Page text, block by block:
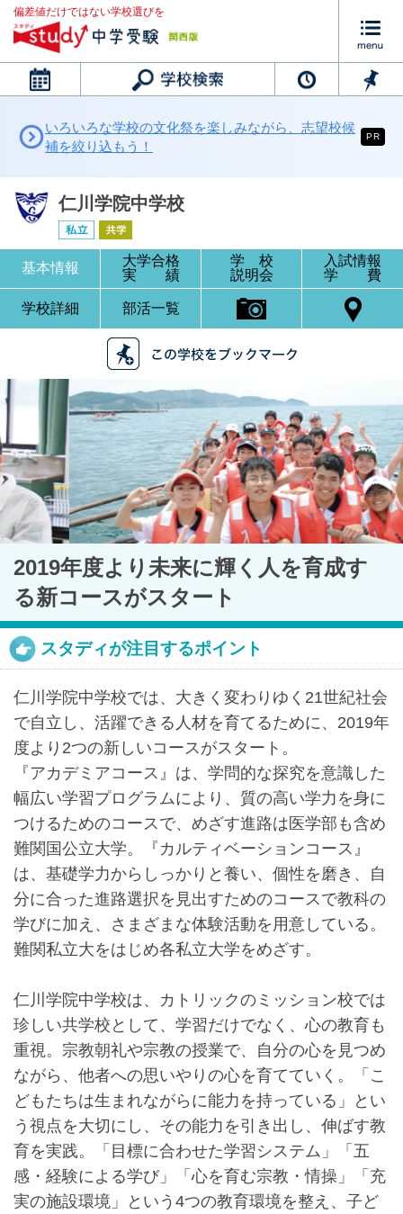
偏差値だけではない学校選びを
カレンダー
最近見た学校
仁川学院中学校
ブックマークした学校はありません
いろいろな学校の文化祭を楽しみながら、志望校候
補を絞り込もう！
PR
仁川学院中学校
基本情報
大学合格
実 績
学 校
説明会
入試情報
学 費
学校詳細 部活一覧
2019年度より未来に輝く人を育成す
る新コースがスタート
スタディが注目するポイント
仁川学院中学校では、大きく変わりゆく21世紀社会
で自立し、活躍できる人材を育てるために、2019年
度より2つの新しいコースがスタート。
『アカデミアコース』は、学問的な探究を意識した
幅広い学習プログラムにより、質の高い学力を身に
つけるためのコースで、めざす進路は医学部も含め
難関国公立大学。『カルティベーションコース』
は、基礎学力からしっかりと養い、個性を磨き、自
分に合った進路選択を見出すためのコースで教科の
学びに加え、さまざまな体験活動を用意している。
難関私立大をはじめ各私立大学をめざす。
仁川学院中学校は、カトリックのミッション校では
珍しい共学校として、学習だけでなく、心の教育も
重視。宗教朝礼や宗教の授業で、自分の心を見つめ
ながら、他者への思いやりの心を育てていく。「こ
どもたちは生まれながらに能力を持っている」とい
う視点を大切にし、その能力を引き出し、伸ばす教
育を実践。「目標に合わせた学習システム」「五
感・経験による学び」「心を育む宗教・情操」「充
実の施設環境」という4つの教育環境を整え、子ど